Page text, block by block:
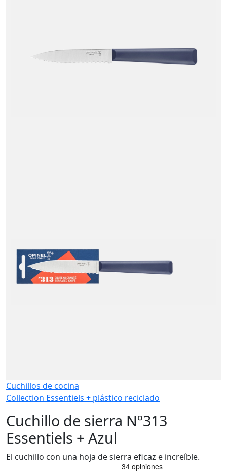
Cuchillos de cocina
Collection Essentiels + plástico reciclado
Cuchillo de sierra Nº313
Essentiels + Azul
El cuchillo con una hoja de sierra eficaz e increíble.